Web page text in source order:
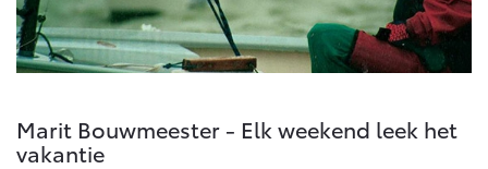
Marit Bouwmeester - Elk weekend leek het
vakantie